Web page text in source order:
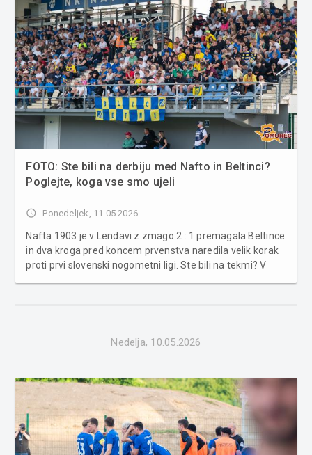
FOTO: Ste bili na derbiju med Nafto in Beltinci?
Poglejte, koga vse smo ujeli
access_time Ponedeljek, 11.05.2026
Nafta 1903 je v Lendavi z zmago 2 : 1 premagala Beltince
in dva kroga pred koncem prvenstva naredila velik korak
proti prvi slovenski nogometni ligi. Ste bili na tekmi? V
Nedelja, 10.05.2026